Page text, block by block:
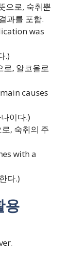
으로, 숙취뿐
과를 포함.
was
.)
로, 알코올로
causes
이다.)
, 숙취의 주
with a
다.)
용